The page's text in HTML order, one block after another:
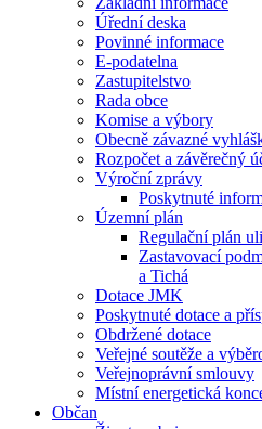
Úřední deska
Povinné informace
E-podatelna
Zastupitelstvo
Rada obce
Komise a výbory
Obecně závazné
Rozpočet a závěrečný
Výroční zprávy
Poskytnuté
Územní plán
Regulační plán
Zastavovací
a Tichá
Dotace JMK
Poskytnuté dotace a
Obdržené dotace
Veřejné soutěže a
Veřejnoprávní smlouvy
Místní energetická
Občan